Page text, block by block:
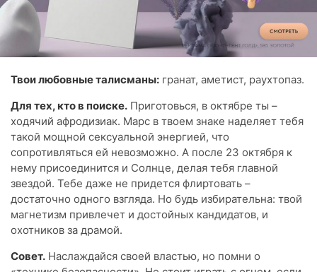
Твои любовные талисманы: гранат, аметист, раухтопаз.
Для тех, кто в поиске. Приготовься, в октябре ты –
ходячий афродизиак. Марс в твоем знаке наделяет тебя
такой мощной сексуальной энергией, что
сопротивляться ей невозможно. А после 23 октября к
нему присоединится и Солнце, делая тебя главной
звездой. Тебе даже не придется флиртовать –
достаточно одного взгляда. Но будь избирательна: твой
магнетизм привлечет и достойных кандидатов, и
охотников за драмой.
Совет. Наслаждайся своей властью, но помни о